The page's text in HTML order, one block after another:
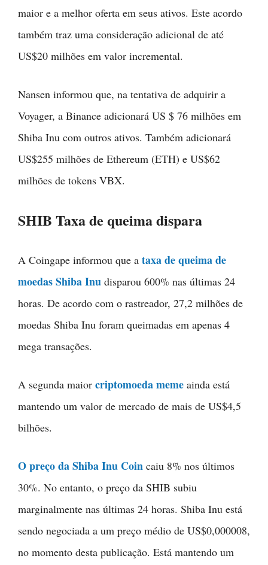
maior e a melhor oferta em seus ativos. Este acordo
também traz uma consideração adicional de até
US$20 milhões em valor incremental.
Nansen informou que, na tentativa de adquirir a
Voyager, a Binance adicionará US $ 76 milhões em
Shiba Inu com outros ativos. Também adicionará
US$255 milhões de Ethereum (ETH) e US$62
milhões de tokens VBX.
SHIB Taxa de queima dispara
A Coingape informou que a taxa de queima de
moedas Shiba Inu disparou 600% nas últimas 24
horas. De acordo com o rastreador, 27,2 milhões de
moedas Shiba Inu foram queimadas em apenas 4
mega transações.
A segunda maior criptomoeda meme ainda está
mantendo um valor de mercado de mais de US$4,5
bilhões.
O preço da Shiba Inu Coin caiu 8% nos últimos
30%. No entanto, o preço da SHIB subiu
marginalmente nas últimas 24 horas. Shiba Inu está
sendo negociada a um preço médio de US$0,000008,
no momento desta publicação. Está mantendo um